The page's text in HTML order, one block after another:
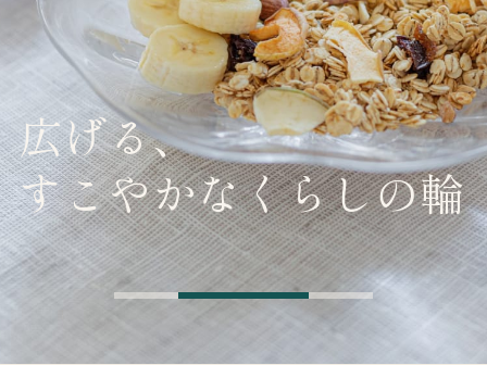
広げる、
すこやかなくらしの輪